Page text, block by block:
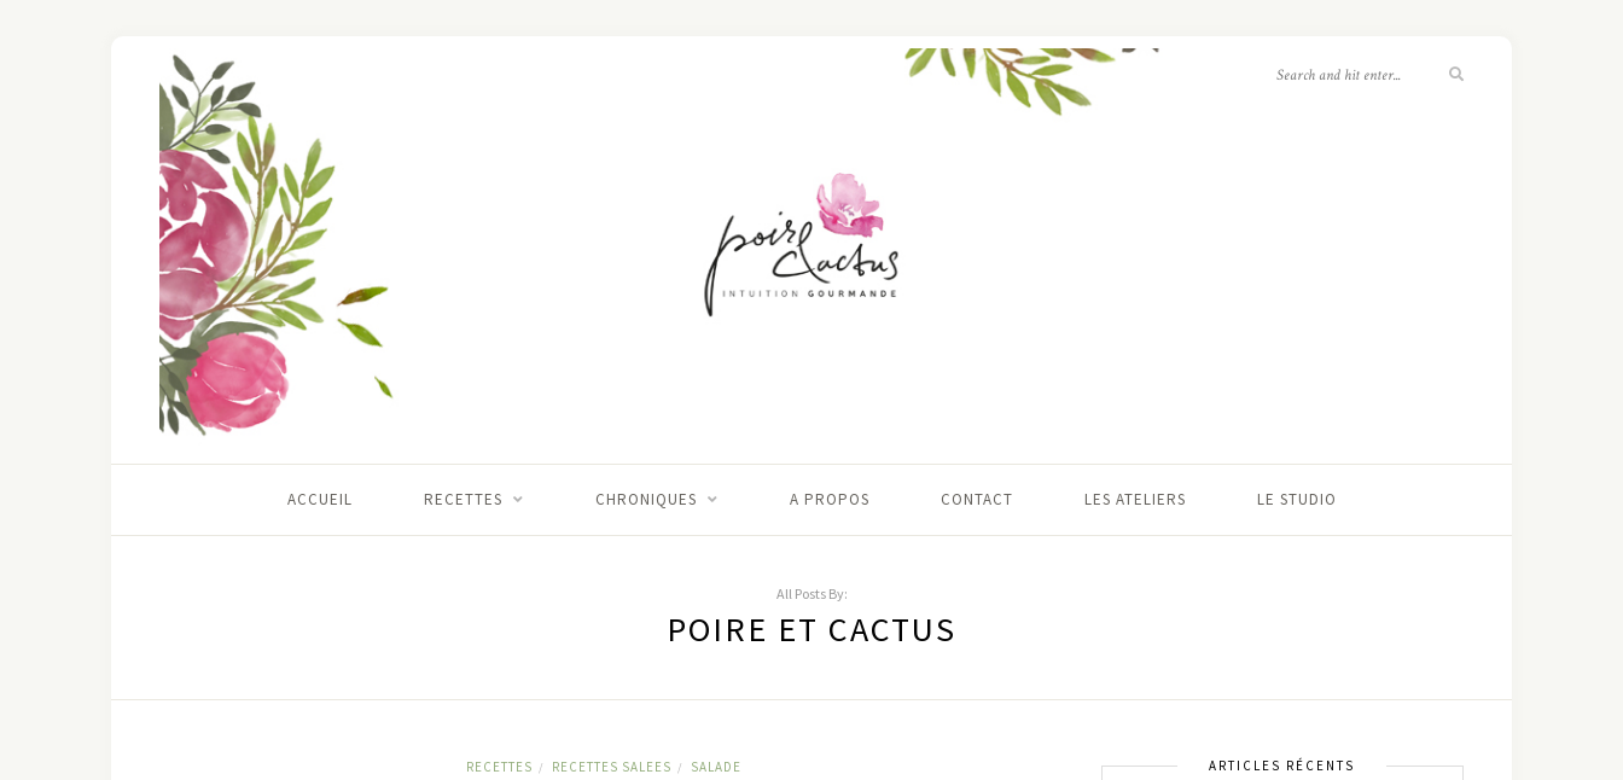
ACCUEIL RECETTES CHRONIQUES A PROPOS CONTACT LES ATELIERS LE STUDIO
All Posts By:
POIRE ET CACTUS
RECETTES / RECETTES SALEES / SALADE ARTICLES RÉCENTS